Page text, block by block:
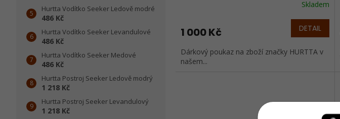
Hurtta Vodítko Seeker Ledově modré
486 Kč
Hurtta Vodítko Seeker Levandulové
486 Kč
Hurtta Vodítko Seeker Medové
486 Kč
Hurtta Postroj Seeker Ledově modrý
1 218 Kč
Hurtta Postroj Seeker Levandulový
1 218 Kč
Skladem
1 000 Kč DETAIL
Dárkový poukaz na zboží značky HURTTA v
našem...